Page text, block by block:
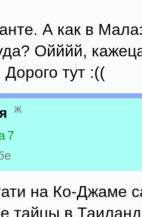
А как в
Ойййй,
тут :((
ж
7
на Ко-Джаме
тайцы в